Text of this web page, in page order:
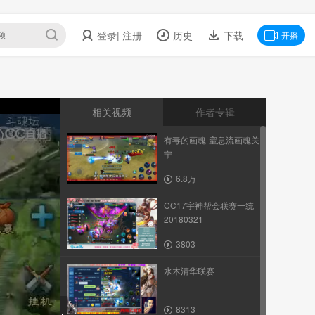
登录| 注册 历史 下载 开播
相关视频 作者专辑
有毒的画魂-窒息流画魂关
宁
6.8万
CC17宇神帮会联赛一统
20180321
3803
水木清华联赛
8313